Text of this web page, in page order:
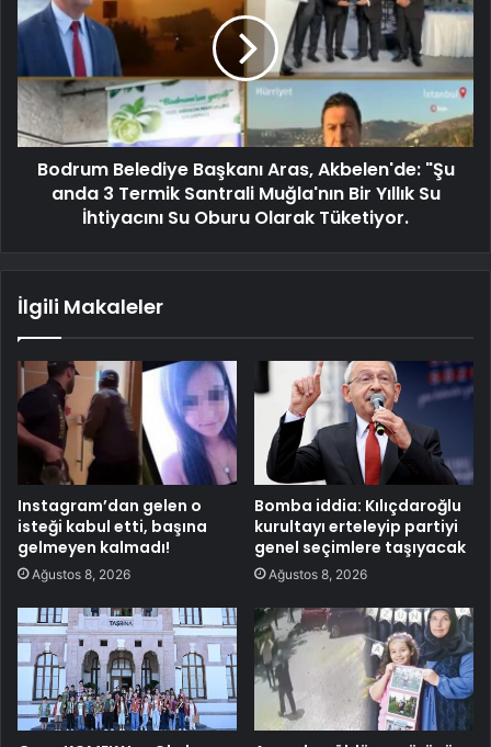
Bodrum Belediye Başkanı Aras, Akbelen'de: "Şu
anda 3 Termik Santrali Muğla'nın Bir Yıllık Su
İhtiyacını Su Oburu Olarak Tüketiyor.
İlgili Makaleler
Instagram’dan gelen o
isteği kabul etti, başına
gelmeyen kalmadı!
Ağustos 8, 2026
Bomba iddia: Kılıçdaroğlu
kurultayı erteleyip partiyi
genel seçimlere taşıyacak
Ağustos 8, 2026